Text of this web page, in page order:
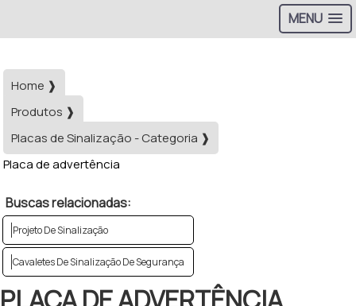
MENU
Home ❱
Produtos ❱
Placas de Sinalização - Categoria ❱
Placa de advertência
Buscas relacionadas:
Projeto De Sinalização
Cavaletes De Sinalização De Segurança